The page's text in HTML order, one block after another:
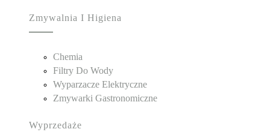
Zmywalnia I Higiena
Chemia
Filtry Do Wody
Wyparzacze Elektryczne
Zmywarki Gastronomiczne
Wyprzedaże